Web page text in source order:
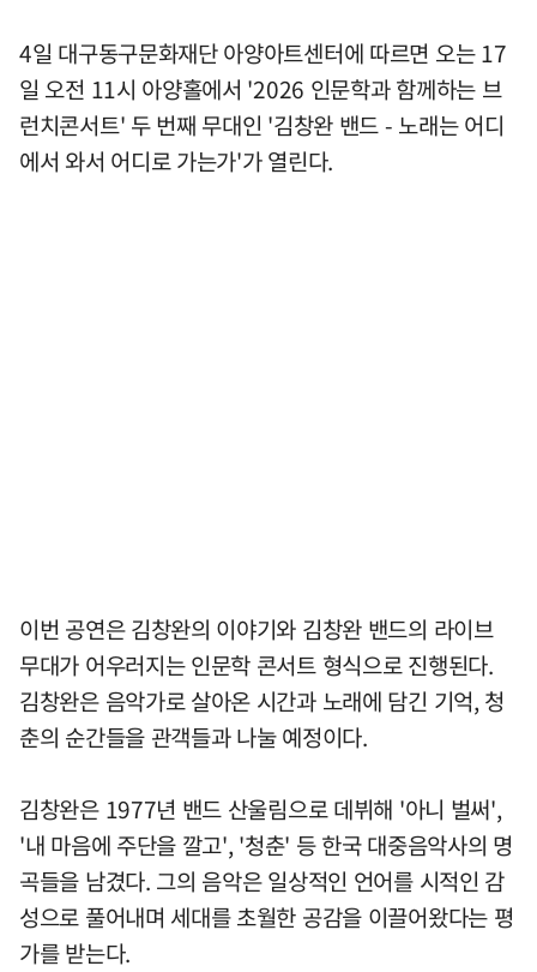
4일 대구동구문화재단 아양아트센터에 따르면 오는 17
일 오전 11시 아양홀에서 '2026 인문학과 함께하는 브
런치콘서트' 두 번째 무대인 '김창완 밴드 - 노래는 어디
에서 와서 어디로 가는가'가 열린다.
이번 공연은 김창완의 이야기와 김창완 밴드의 라이브
무대가 어우러지는 인문학 콘서트 형식으로 진행된다.
김창완은 음악가로 살아온 시간과 노래에 담긴 기억, 청
춘의 순간들을 관객들과 나눌 예정이다.
김창완은 1977년 밴드 산울림으로 데뷔해 '아니 벌써',
'내 마음에 주단을 깔고', '청춘' 등 한국 대중음악사의 명
곡들을 남겼다. 그의 음악은 일상적인 언어를 시적인 감
성으로 풀어내며 세대를 초월한 공감을 이끌어왔다는 평
가를 받는다.